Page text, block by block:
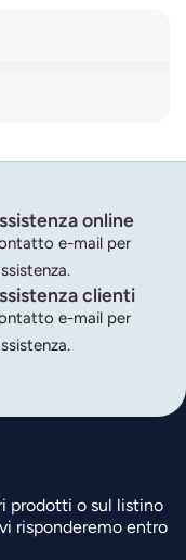
online
e-mail per
clienti
e-mail per
prodotti o sul listino
risponderemo entro